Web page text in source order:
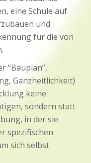
eine Schule auf
und
für die von
“Bauplan”,
Ganzheitlichkeit)
keine
sondern statt
in der sie
spezifischen
sich selbst